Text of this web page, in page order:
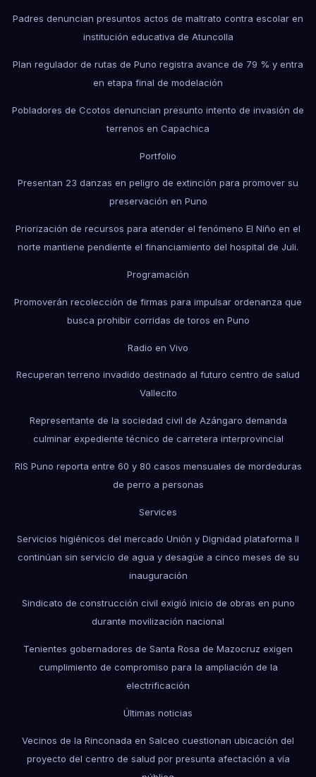
Padres denuncian presuntos actos de maltrato contra escolar en
institución educativa de Atuncolla
Plan regulador de rutas de Puno registra avance de 79 % y entra
en etapa final de modelación
Pobladores de Ccotos denuncian presunto intento de invasión de
terrenos en Capachica
Portfolio
Presentan 23 danzas en peligro de extinción para promover su
preservación en Puno
Priorización de recursos para atender el fenómeno El Niño en el
norte mantiene pendiente el financiamiento del hospital de Juli.
Programación
Promoverán recolección de firmas para impulsar ordenanza que
busca prohibir corridas de toros en Puno
Radio en Vivo
Recuperan terreno invadido destinado al futuro centro de salud
Vallecito
Representante de la sociedad civil de Azángaro demanda
culminar expediente técnico de carretera interprovincial
RIS Puno reporta entre 60 y 80 casos mensuales de mordeduras
de perro a personas
Services
Servicios higiénicos del mercado Unión y Dignidad plataforma II
continúan sin servicio de agua y desagüe a cinco meses de su
inauguración
Sindicato de construcción civil exigió inicio de obras en puno
durante movilización nacional
Tenientes gobernadores de Santa Rosa de Mazocruz exigen
cumplimiento de compromiso para la ampliación de la
electrificación
Últimas noticias
Vecinos de la Rinconada en Salceo cuestionan ubicación del
proyecto del centro de salud por presunta afectación a vía